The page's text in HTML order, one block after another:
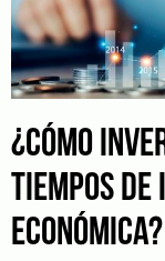
¿CÓMO
TIEMPOS DE
ECONÓMICA?